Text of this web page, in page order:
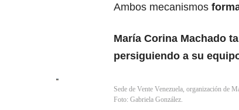
Ambos mecanismos
María Corina Machado
persiguiendo a su
Sede de Vente Venezuela, organización de
Foto: Gabriela González.